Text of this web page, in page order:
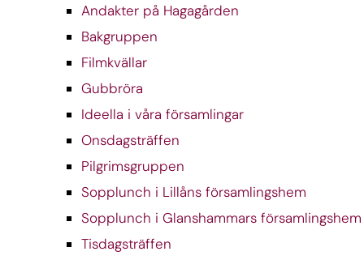
Andakter på Hagagården
Bakgruppen
Filmkvällar
Gubbröra
Ideella i våra församlingar
Onsdagsträffen
Pilgrimsgruppen
Sopplunch i Lillåns församlingshem
Sopplunch i Glanshammars församlingshem
Tisdagsträffen